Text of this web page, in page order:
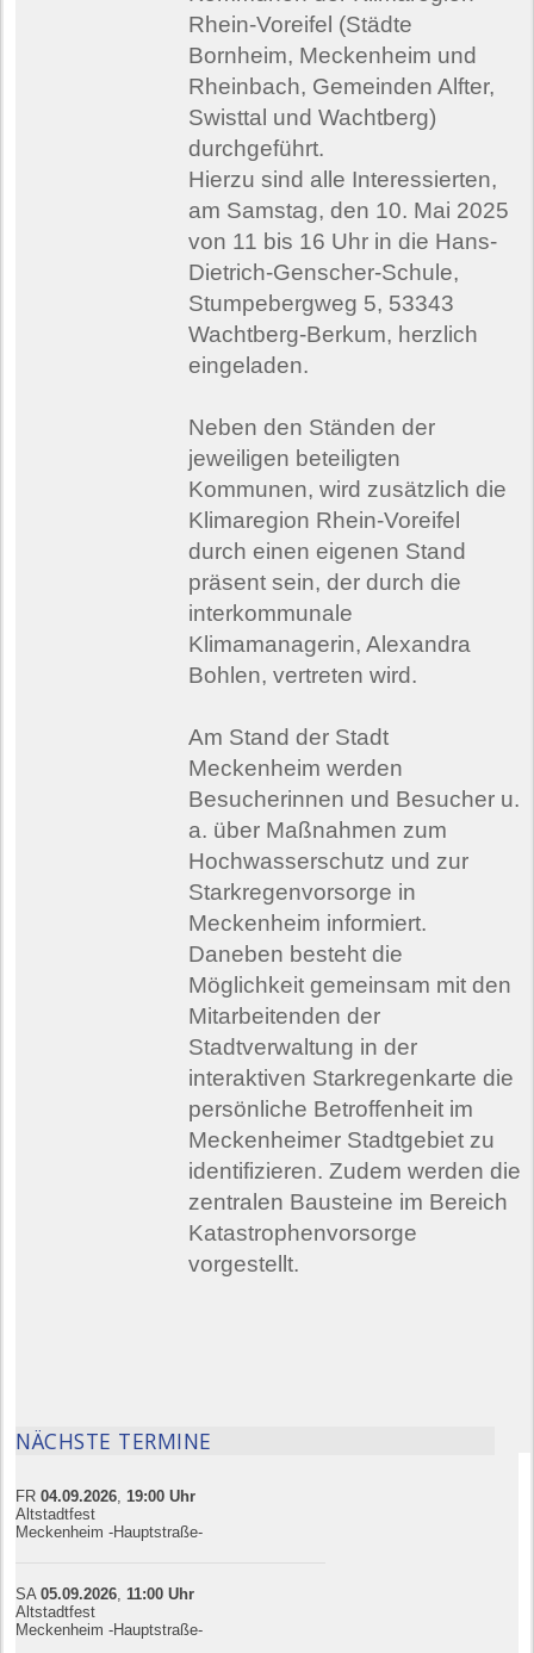
Rhein-Voreifel (Städte
Bornheim, Meckenheim und
Rheinbach, Gemeinden Alfter,
Swisttal und Wachtberg)
durchgeführt.
Hierzu sind alle Interessierten,
am Samstag, den 10. Mai 2025
von 11 bis 16 Uhr in die Hans-
Dietrich-Genscher-Schule,
Stumpebergweg 5, 53343
Wachtberg-Berkum, herzlich
eingeladen.
Neben den Ständen der
jeweiligen beteiligten
Kommunen, wird zusätzlich die
Klimaregion Rhein-Voreifel
durch einen eigenen Stand
präsent sein, der durch die
interkommunale
Klimamanagerin, Alexandra
Bohlen, vertreten wird.
Am Stand der Stadt
Meckenheim werden
Besucherinnen und Besucher u.
a. über Maßnahmen zum
Hochwasserschutz und zur
Starkregenvorsorge in
Meckenheim informiert.
Daneben besteht die
Möglichkeit gemeinsam mit den
Mitarbeitenden der
Stadtverwaltung in der
interaktiven Starkregenkarte die
persönliche Betroffenheit im
Meckenheimer Stadtgebiet zu
identifizieren. Zudem werden die
zentralen Bausteine im Bereich
Katastrophenvorsorge
vorgestellt.
NÄCHSTE TERMINE
FR04.09.2026 19:00 Uhr
Altstadtfest
Meckenheim -Hauptstraße-
SA05.09.2026 11:00 Uhr
Altstadtfest
Meckenheim -Hauptstraße-